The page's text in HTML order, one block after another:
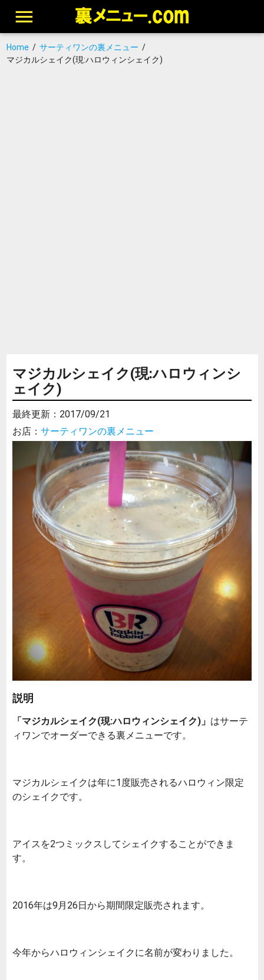
Home/ サーティワンの裏メニュー /
マジカルシェイク(現:ハロウィンシェイク)
マジカルシェイク(現:ハロウィンシ
ェイク)
最終更新： 2017/09/21
お店： サーティワンの裏メニュー
説明
「マジカルシェイク(現:ハロウィンシェイク)」 はサーテ
ィワンでオーダーできる裏メニューです。
マジカルシェイクは年に1度販売されるハロウィン限定
のシェイクです。
アイスを2つミックスしてシェイクすることができま
す。
2016年は9月26日から期間限定販売されます。
今年からハロウィンシェイクに名前が変わりました。